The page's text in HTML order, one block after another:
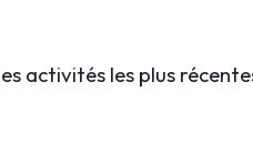
activités les plus